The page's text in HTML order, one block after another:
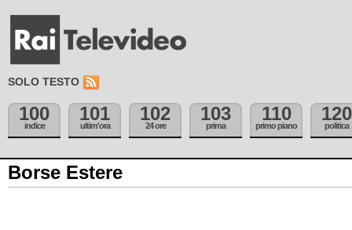
SOLO TESTO
100
indice
101
ultim'ora
102
24 ore
103
prima
110
primo piano
120
politica
Borse Estere